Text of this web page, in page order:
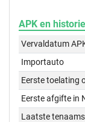
APK en historie
Vervaldatum
Importauto
Eerste toelating
Eerste afgifte in
Laatste